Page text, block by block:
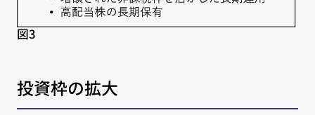
図3
投資枠の拡大